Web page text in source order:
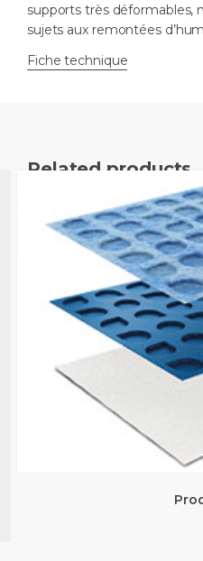
supports très déformables,
sujets aux remontées
Fiche technique
Related products